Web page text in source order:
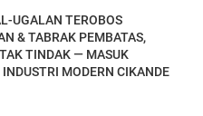
UGALAN TEROBOS
& TABRAK PEMBATAS,
TINDAK — MASUK
MODERN CIKANDE